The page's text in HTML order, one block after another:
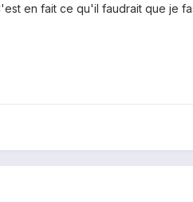
en fait ce qu'il faudrait que je